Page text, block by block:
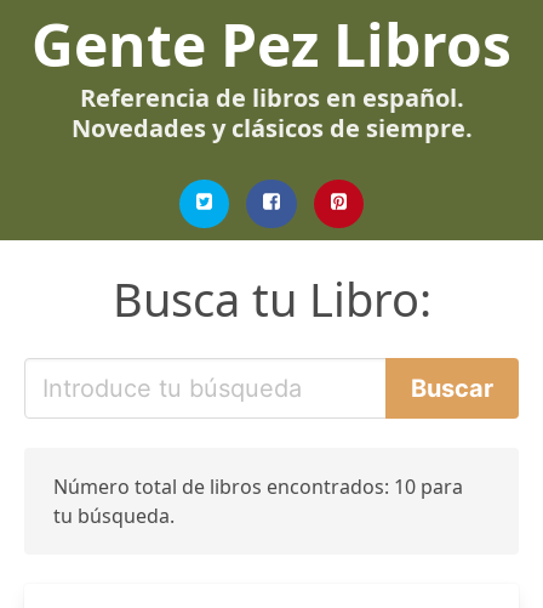
Gente Pez Libros
Referencia de libros en español.
Novedades y clásicos de siempre.
Busca tu Libro:
Número total de libros encontrados: 10 para
tu búsqueda.